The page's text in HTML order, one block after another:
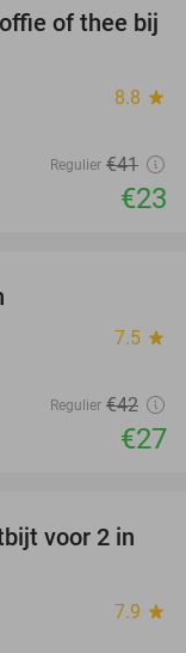
of thee bij
8.8 star
Regulier €41
€23
7.5 star
Regulier €42
€27
42%
voor 2 in
7.9 star